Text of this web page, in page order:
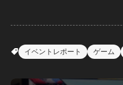
イベントレポート ゲーム